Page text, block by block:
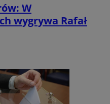
W
wygrywa Rafał